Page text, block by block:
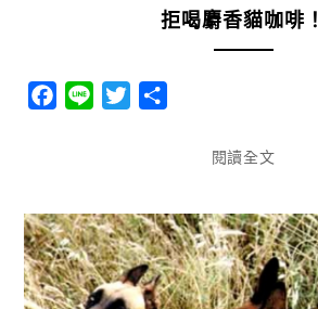
拒喝麝香貓咖啡！
Facebook
Line Twitter
閱讀全文